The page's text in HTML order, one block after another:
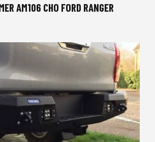
AM106 CHO FORD RANGER